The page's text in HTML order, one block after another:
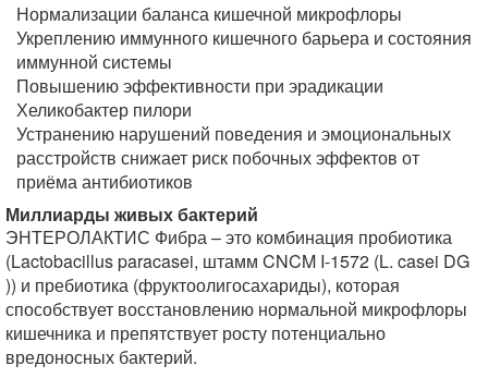
Нормализации баланса кишечной микрофлоры
Укреплению иммунного кишечного барьера и состояния
иммунной системы
Повышению эффективности при эрадикации
Хеликобактер пилори
Устранению нарушений поведения и эмоциональных
расстройств снижает риск побочных эффектов от
приёма антибиотиков
Миллиарды живых бактерий
ЭНТЕРОЛАКТИС Фибра – это комбинация пробиотика
(Lactobacillus paracasei, штамм CNCM I-1572 (L. casei DG
)) и пребиотика (фруктоолигосахариды), которая
способствует восстановлению нормальной микрофлоры
кишечника и препятствует росту потенциально
вредоносных бактерий.